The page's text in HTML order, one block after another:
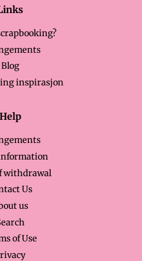
Blog
inspirasjon
Help
withdrawal
Us
us
of Use